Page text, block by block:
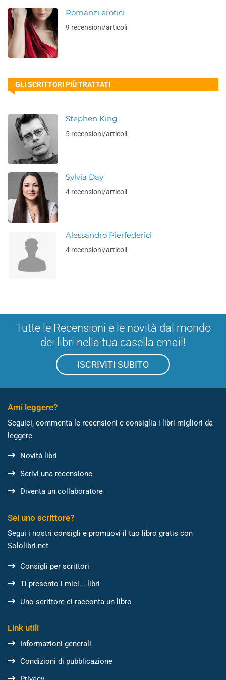
Romanzi erotici
9 recensioni/articoli
GLI SCRITTORI PIÙ TRATTATI
Stephen King
5 recensioni/articoli
Sylvia Day
4 recensioni/articoli
Alessandro Pierfederici
4 recensioni/articoli
Tutte le Recensioni e le novità dal mondo
dei libri nella tua casella email!
ISCRIVITI SUBITO
Ami leggere?
Seguici, commenta le recensioni e consiglia i libri migliori da
leggere
Novità libri
Scrivi una recensione
Diventa un collaboratore
Sei uno scrittore?
Segui i nostri consigli e promuovi il tuo libro gratis con
Sololibri.net
Consigli per scrittori
Ti presento i miei... libri
Uno scrittore ci racconta un libro
Link utili
Informazioni generali
Condizioni di pubblicazione